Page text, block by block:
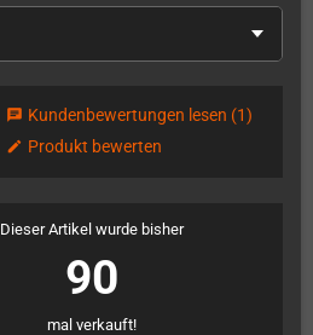
chat Kundenbewertungen lesen (1)
edit Produkt bewerten
Dieser Artikel wurde bisher
90
mal verkauft!